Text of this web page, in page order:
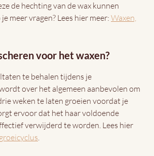
de hechting van de wax kunnen
meer vragen? Lees hier meer: Waxen,
voor het waxen?
te behalen tijdens je
over het algemeen aanbevolen om
weken te laten groeien voordat je
ervoor dat het haar voldoende
verwijderd te worden. Lees hier
.